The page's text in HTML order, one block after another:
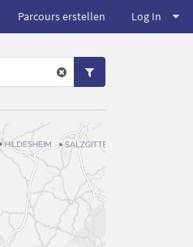
Parcours erstellen Log In